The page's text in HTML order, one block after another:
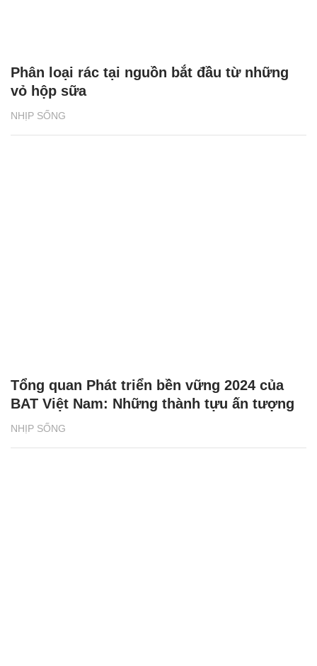
NHỊP SỐNG
Phân loại rác tại nguồn bắt đầu từ những
vỏ hộp sữa
NHỊP SỐNG
Tổng quan Phát triển bền vững 2024 của
BAT Việt Nam: Những thành tựu ấn tượng